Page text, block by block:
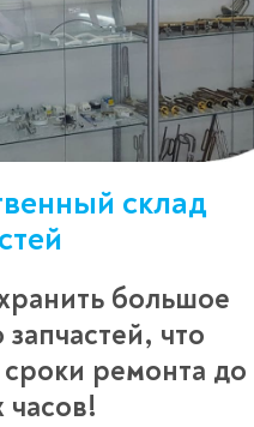
склад
большое
запчастей, что
ремонта до
часов!